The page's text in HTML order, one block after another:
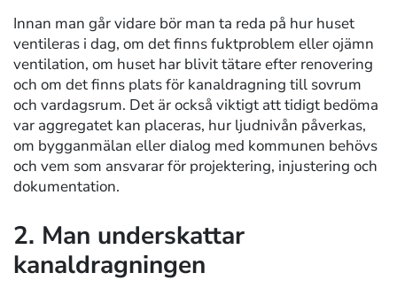
Innan man går vidare bör man ta reda på hur huset
ventileras i dag, om det finns fuktproblem eller ojämn
ventilation, om huset har blivit tätare efter renovering
och om det finns plats för kanaldragning till sovrum
och vardagsrum. Det är också viktigt att tidigt bedöma
var aggregatet kan placeras, hur ljudnivån påverkas,
om bygganmälan eller dialog med kommunen behövs
och vem som ansvarar för projektering, injustering och
dokumentation.
2. Man underskattar
kanaldragningen